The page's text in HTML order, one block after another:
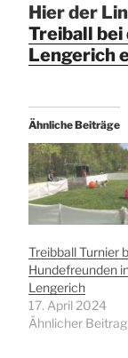
Hier der
Treiball bei
Lengerich
Ähnliche Beiträge
Treibball Turnier
Hundefreunden
Lengerich
17. April 2024
Ähnlicher Beitrag